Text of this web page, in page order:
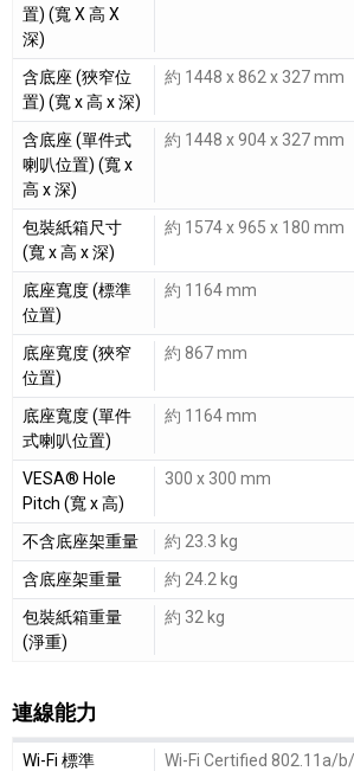
置) (寬 X 高 X
深)
含底座 (狹窄位
置) (寬 x 高 x 深)
約 1448 x 862 x 327 mm
含底座 (單件式
喇叭位置) (寬 x
高 x 深)
約 1448 x 904 x 327 mm
包裝紙箱尺寸
(寬 x 高 x 深)
約 1574 x 965 x 180 mm
底座寬度 (標準
位置)
約 1164 mm
底座寬度 (狹窄
位置)
約 867 mm
底座寬度 (單件
式喇叭位置)
約 1164 mm
VESA® Hole
Pitch (寬 x 高)
300 x 300 mm
不含底座架重量
約 23.3 kg
含底座架重量
約 24.2 kg
包裝紙箱重量
(淨重)
約 32 kg
連線能力
連線能力細節敘述
Wi-Fi 標準
Wi-Fi Certified 802.11a/